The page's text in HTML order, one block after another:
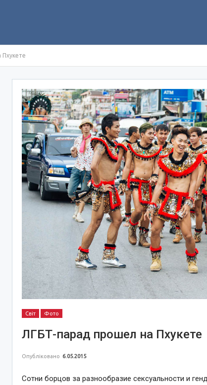
Світ Фото
ЛГБТ-парад прошел на Пхукете
Опубліковано 6.05.2015
Сотни борцов за разнообразие сексуальности и